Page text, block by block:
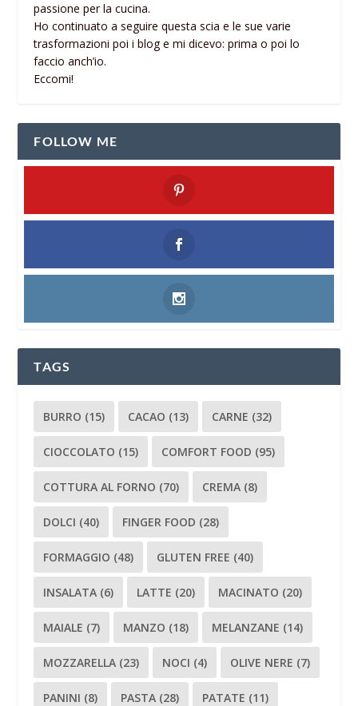
passione per la cucina.
Ho continuato a seguire questa scia e le sue varie
trasformazioni poi i blog e mi dicevo: prima o poi lo
faccio anch’io.
Eccomi!
FOLLOW ME
TAGS
BURRO (15) CACAO (13) CARNE (32)
CIOCCOLATO (15) COMFORT FOOD (95)
COTTURA AL FORNO (70) CREMA (8)
DOLCI (40) FINGER FOOD (28)
FORMAGGIO (48) GLUTEN FREE (40)
INSALATA (6) LATTE (20) MACINATO (20)
MAIALE (7) MANZO (18) MELANZANE (14)
MOZZARELLA (23) NOCI (4) OLIVE NERE (7)
PANINI (8) PASTA (28) PATATE (11)